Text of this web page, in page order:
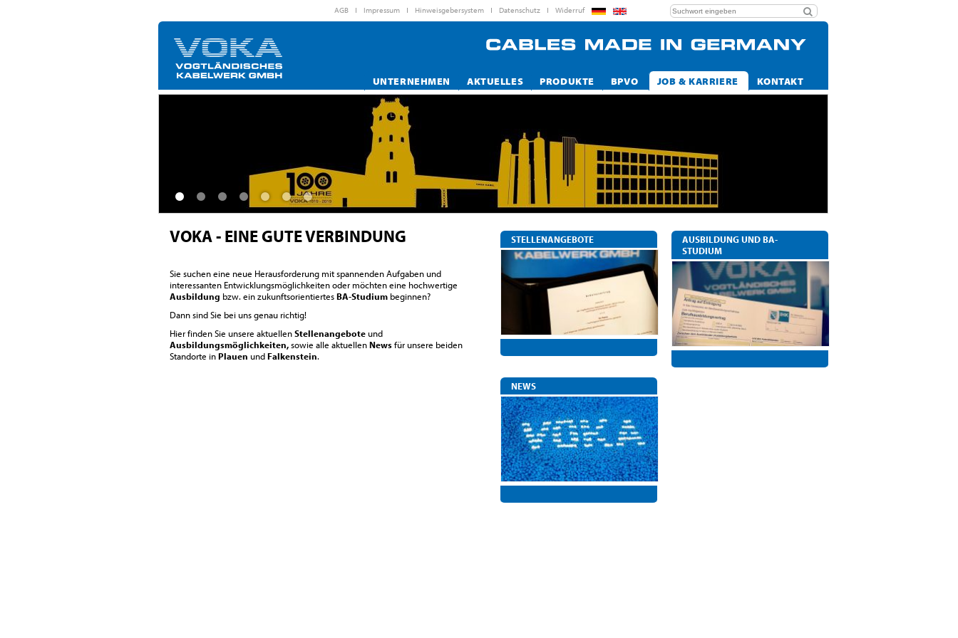
AGB Impressum Hinweisgebersystem Datenschutz Widerruf
UNTERNEHMEN AKTUELLES PRODUKTE BPVO JOB & KARRIERE KONTAKT
VOKA - EINE GUTE VERBINDUNG
Sie suchen eine neue Herausforderung mit spannenden Aufgaben und
interessanten Entwicklungsmöglichkeiten oder möchten eine hochwertige
Ausbildung bzw. ein zukunftsorientiertesBA-Studium beginnen?
Dann sind Sie bei uns genau richtig!
Hier finden Sie unsere aktuellenStellenangeboteund
Ausbildungsmöglichkeiten,sowie alle aktuellenNewsfür unsere beiden
Standorte inPlauen undFalkenstein.
STELLENANGEBOTE
AUSBILDUNG UND BA-
STUDIUM
NEWS